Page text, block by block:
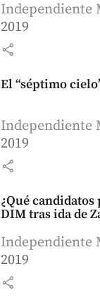
Independiente
2019
share
El “séptimo
Independiente
2019
share
¿Qué
DIM tras ida de
Independiente
2019
share